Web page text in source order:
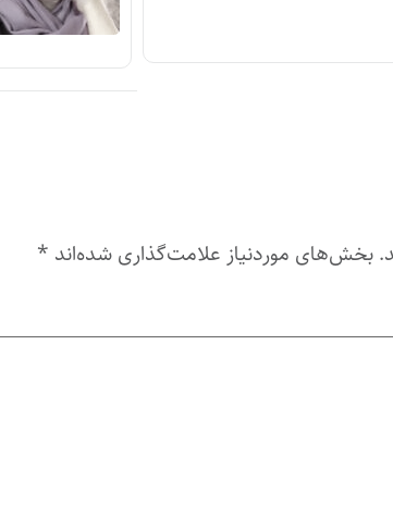
بخش‌های موردنیاز علامت‌گذاری شده‌اند *